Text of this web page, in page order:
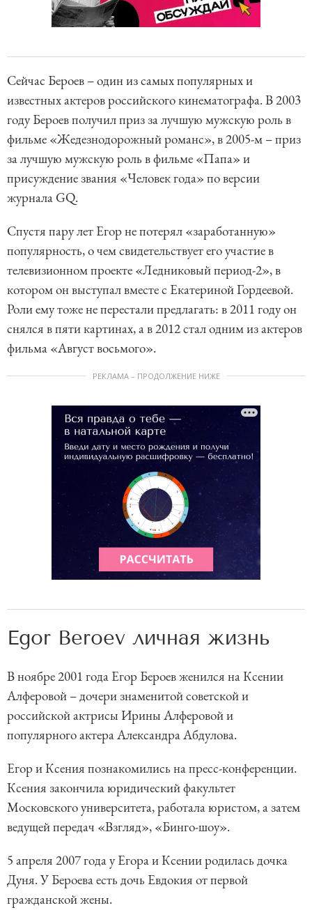
Сейчас Бероев – один из самых популярных и
известных актеров российского кинематографа. В 2003
году Бероев получил приз за лучшую мужскую роль в
фильме «Жедезнодорожный романс», в 2005-м – приз
за лучшую мужскую роль в фильме «Папа» и
присуждение звания «Человек года» по версии
журнала GQ.
Спустя пару лет Егор не потерял «заработанную»
популярность, о чем свидетельствует его участие в
телевизионном проекте «Ледниковый период-2», в
котором он выступал вместе с Екатериной Гордеевой.
Роли ему тоже не перестали предлагать: в 2011 году он
снялся в пяти картинах, а в 2012 стал одним из актеров
фильма «Август восьмого».
РЕКЛАМА – ПРОДОЛЖЕНИЕ НИЖЕ
Egor Beroev личная жизнь
В ноябре 2001 года Егор Бероев женился на Ксении
Алферовой – дочери знаменитой советской и
российской актрисы Ирины Алферовой и
популярного актера Александра Абдулова.
Егор и Ксения познакомились на пресс-конференции.
Ксения закончила юридический факультет
Московского университета, работала юристом, а затем
ведущей передач «Взгляд», «Бинго-шоу».
5 апреля 2007 года у Егора и Ксении родилась дочка
Дуня. У Бероева есть дочь Евдокия от первой
гражданской жены.